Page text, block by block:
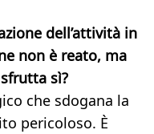
dell’attività in
non è reato, ma
sì?
che sdogana la
pericoloso. È